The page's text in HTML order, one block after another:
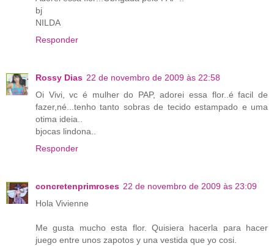
bj
NILDA
Responder
Rossy Dias 22 de novembro de 2009 às 22:58
Oi Vivi, vc é mulher do PAP, adorei essa flor..é facil de
fazer,né...tenho tanto sobras de tecido estampado e uma
otima ideia..
bjocas lindona..
Responder
concretenprimroses 22 de novembro de 2009 às 23:09
Hola Vivienne
Me gusta mucho esta flor. Quisiera hacerla para hacer
juego entre unos zapotos y una vestida que yo cosi.